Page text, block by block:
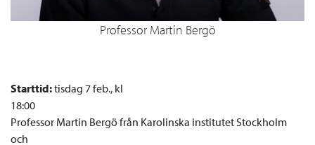
Professor Martin Bergö
Starttid:tisdag 7 feb., kl
18:00
Professor Martin Bergö från Karolinska institutet Stockholm
och